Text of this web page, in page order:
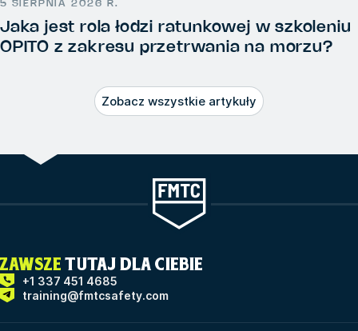
5 SIERPNIA 2026 R.
Jaka jest rola łodzi ratunkowej w szkoleniu
OPITO z zakresu przetrwania na morzu?
Zobacz wszystkie artykuły
ZAWSZE TUTAJ DLA CIEBIE
+1 337 451 4685
training@fmtcsafety.com